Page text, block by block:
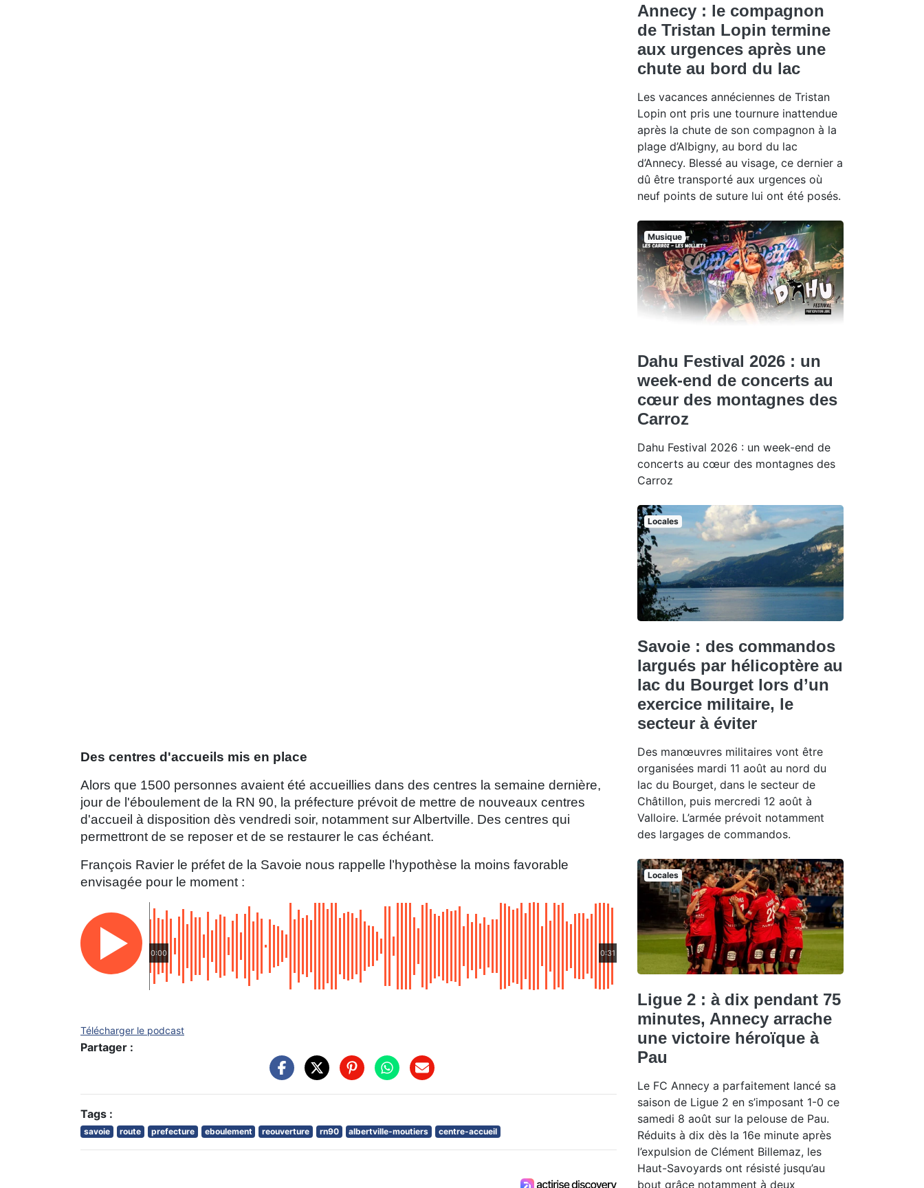
Des centres d'accueils mis en place
Alors que 1500 personnes avaient été accueillies dans des centres la semaine dernière,
jour de l'éboulement de la RN 90, la préfecture prévoit de mettre de nouveaux centres
d'accueil à disposition dès vendredi soir, notamment sur Albertville. Des centres qui
permettront de se reposer et de se restaurer le cas échéant.
François Ravier le préfet de la Savoie nous rappelle l’hypothèse la moins favorable
envisagée pour le moment :
0:00 0:31
Télécharger le podcast
Partager :
Tags :
savoie route prefecture eboulement reouverture rn90 albertville-moutiers centre-accueil
Annecy : le compagnon
de Tristan Lopin termine
aux urgences après une
chute au bord du lac
Les vacances annéciennes de Tristan
Lopin ont pris une tournure inattendue
après la chute de son compagnon à la
plage d’Albigny, au bord du lac
d’Annecy. Blessé au visage, ce dernier a
dû être transporté aux urgences où
neuf points de suture lui ont été posés.
Musique
Dahu Festival 2026 : un
week-end de concerts au
cœur des montagnes des
Carroz
Dahu Festival 2026 : un week-end de
concerts au cœur des montagnes des
Carroz
Locales
Savoie : des commandos
largués par hélicoptère au
lac du Bourget lors d’un
exercice militaire, le
secteur à éviter
Des manœuvres militaires vont être
organisées mardi 11 août au nord du
lac du Bourget, dans le secteur de
Châtillon, puis mercredi 12 août à
Valloire. L’armée prévoit notamment
des largages de commandos.
Locales
Ligue 2 : à dix pendant 75
minutes, Annecy arrache
une victoire héroïque à
Pau
Le FC Annecy a parfaitement lancé sa
saison de Ligue 2 en s’imposant 1-0 ce
samedi 8 août sur la pelouse de Pau.
Réduits à dix dès la 16e minute après
l’expulsion de Clément Billemaz, les
Haut-Savoyards ont résisté jusqu’au
bout grâce notamment à deux